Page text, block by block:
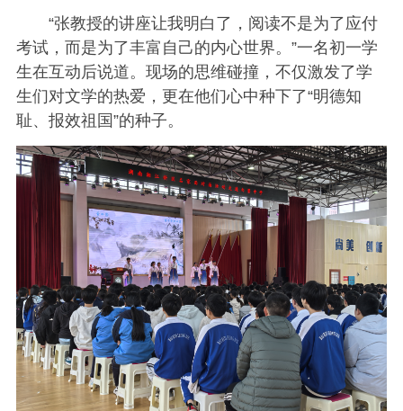
“张教授的讲座让我明白了，阅读不是为了应付
考试，而是为了丰富自己的内心世界。”一名初一学
生在互动后说道。现场的思维碰撞，不仅激发了学
生们对文学的热爱，更在他们心中种下了“明德知
耻、报效祖国”的种子。